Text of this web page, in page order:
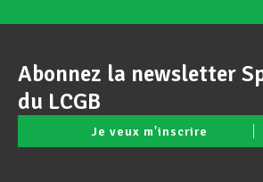
Abonnez la newsletter
du LCGB
Je veux m'inscrire